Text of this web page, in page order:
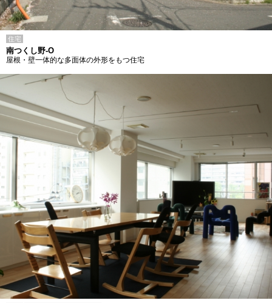
住宅
南つくし野-O
屋根・壁一体的な多面体の外形をもつ住宅